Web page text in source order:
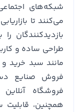
شبکه‌های
می‌کنند تا
بازدیدکنندگان
طراحی ساده و
مانند سبد خرید
فروش صنایع
فروشگاه
همچنین،